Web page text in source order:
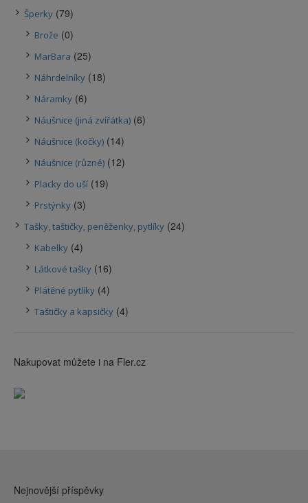
Šperky (79)
Brože (0)
MarBara (25)
Náhrdelníky (18)
Náramky (6)
Náušnice (jiná zvířátka) (6)
Náušnice (kočky) (14)
Náušnice (různé) (12)
Placky do uší (19)
Prstýnky (3)
Tašky, taštičky, peněženky, pytlíky (24)
Kabelky (4)
Látkové tašky (16)
Plátěné pytlíky (4)
Taštičky a kapsičky (4)
Nakupovat můžete i na Fler.cz
Nejnovější příspěvky